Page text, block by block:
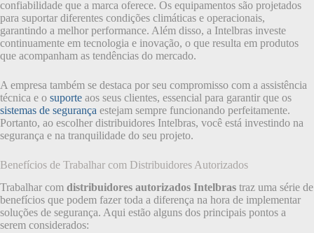
confiabilidade que a marca oferece. Os equipamentos são projetados
para suportar diferentes condições climáticas e operacionais,
garantindo a melhor performance. Além disso, a Intelbras investe
continuamente em tecnologia e inovação, o que resulta em produtos
que acompanham as tendências do mercado.
A empresa também se destaca por seu compromisso com a assistência
técnica e o suporte aos seus clientes, essencial para garantir que os
sistemas de segurança estejam sempre funcionando perfeitamente.
Portanto, ao escolher distribuidores Intelbras, você está investindo na
segurança e na tranquilidade do seu projeto.
Benefícios de Trabalhar com Distribuidores Autorizados
Trabalhar com distribuidores autorizados Intelbras traz uma série de
benefícios que podem fazer toda a diferença na hora de implementar
soluções de segurança. Aqui estão alguns dos principais pontos a
serem considerados: